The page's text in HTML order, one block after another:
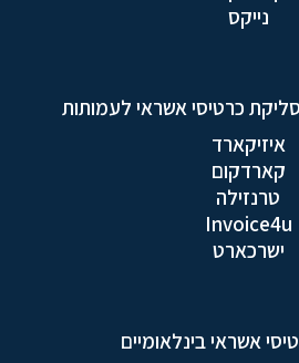
נייקס
כרטיסי אשראי לעמותות
איזיקארד
קארדקום
טרנזילה
Invoice4u
ישרכארט
אשראי בינלאומיים